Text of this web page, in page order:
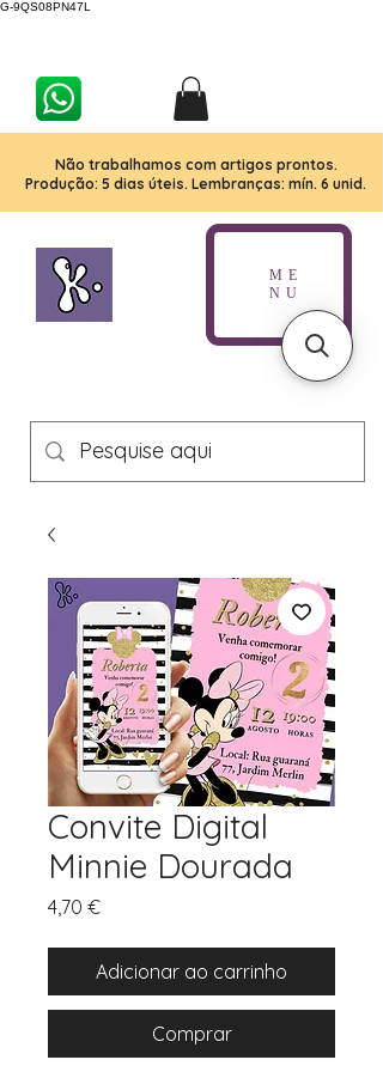
G-9QS08PN47L
Não trabalhamos com artigos prontos.
Produção: 5 dias úteis. Lembranças: mín. 6 unid.
ME
NU
Convite Digital
Minnie Dourada
4,70 €Preço
Adicionar ao carrinho
Comprar